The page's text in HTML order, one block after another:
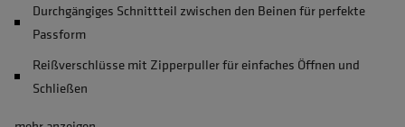
Durchgängiges Schnittteil zwischen den Beinen für perfekte
Passform
Reißverschlüsse mit Zipperpuller für einfaches Öffnen und
Schließen